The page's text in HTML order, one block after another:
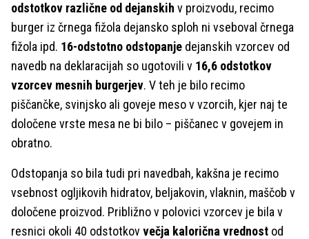
odstotkov različne od dejanskih v proizvodu, recimo
burger iz črnega fižola dejansko sploh ni vseboval črnega
fižola ipd. 16-odstotno odstopanje dejanskih vzorcev od
navedb na deklaracijah so ugotovili v 16,6 odstotkov
vzorcev mesnih burgerjev. V teh je bilo recimo
piščančke, svinjsko ali goveje meso v vzorcih, kjer naj te
določene vrste mesa ne bi bilo – piščanec v govejem in
obratno.
Odstopanja so bila tudi pri navedbah, kakšna je recimo
vsebnost ogljikovih hidratov, beljakovin, vlaknin, maščob v
določene proizvod. Približno v polovici vzorcev je bila v
resnici okoli 40 odstotkovvečja kalorična vrednost od